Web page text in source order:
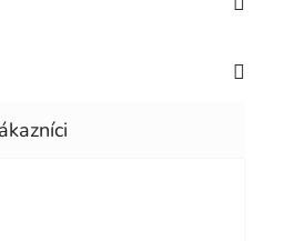
5 z 5 hvězdiček.